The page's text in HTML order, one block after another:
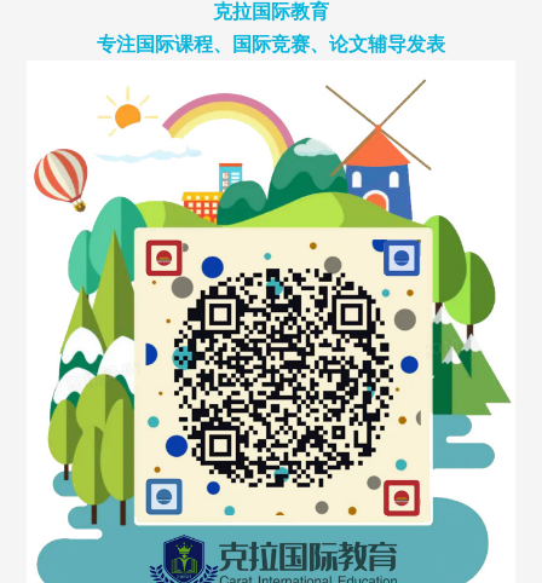
克拉国际教育
专注国际课程、国际竞赛、论文辅导发表